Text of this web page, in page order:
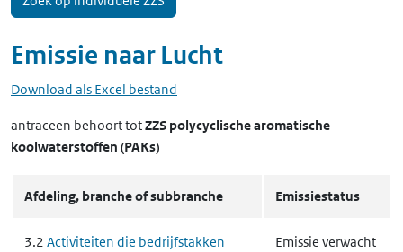
Emissie naar Lucht
Download als Excel bestand
antraceen behoort totZZS polycyclische aromatische
koolwaterstoffen (PAKs)
Afdeling, branche of subbranche Emissiestatus
3.2 Activiteiten die bedrijfstakken
Emissie verwacht